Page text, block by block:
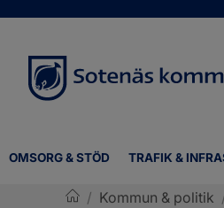
OMSORG & STÖD TRAFIK &
/ Kommun & politik